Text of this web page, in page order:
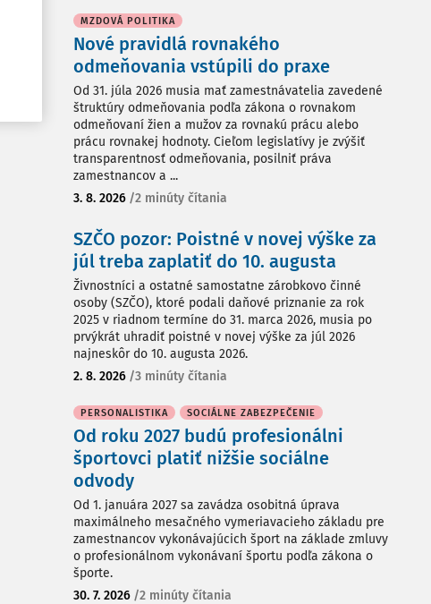
MZDOVÁ POLITIKA
Nové pravidlá rovnakého
odmeňovania vstúpili do praxe
Od 31. júla 2026 musia mať zamestnávatelia zavedené
štruktúry odmeňovania podľa zákona o rovnakom
odmeňovaní žien a mužov za rovnakú prácu alebo
prácu rovnakej hodnoty. Cieľom legislatívy je zvýšiť
transparentnosť odmeňovania, posilniť práva
zamestnancov a ...
3. 8. 2026 /2 minúty čítania
SZČO pozor: Poistné v novej výške za
júl treba zaplatiť do 10. augusta
Živnostníci a ostatné samostatne zárobkovo činné
osoby (SZČO), ktoré podali daňové priznanie za rok
2025 v riadnom termíne do 31. marca 2026, musia po
prvýkrát uhradiť poistné v novej výške za júl 2026
najneskôr do 10. augusta 2026.
2. 8. 2026 /3 minúty čítania
PERSONALISTIKA SOCIÁLNE ZABEZPEČENIE
Od roku 2027 budú profesionálni
športovci platiť nižšie sociálne
odvody
Od 1. januára 2027 sa zavádza osobitná úprava
maximálneho mesačného vymeriavacieho základu pre
zamestnancov vykonávajúcich šport na základe zmluvy
o profesionálnom vykonávaní športu podľa zákona o
športe.
30. 7. 2026 /2 minúty čítania